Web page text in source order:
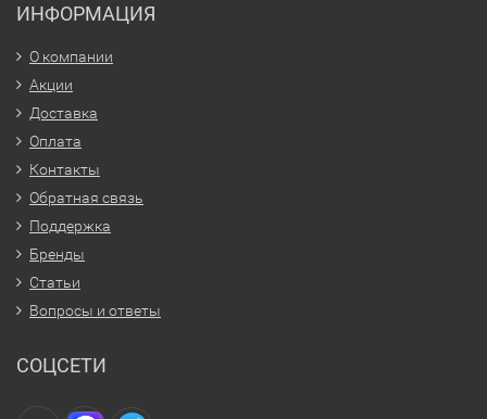
ИНФОРМАЦИЯ
О компании
Акции
Доставка
Оплата
Контакты
Обратная связь
Поддержка
Бренды
Статьи
Вопросы и ответы
СОЦСЕТИ